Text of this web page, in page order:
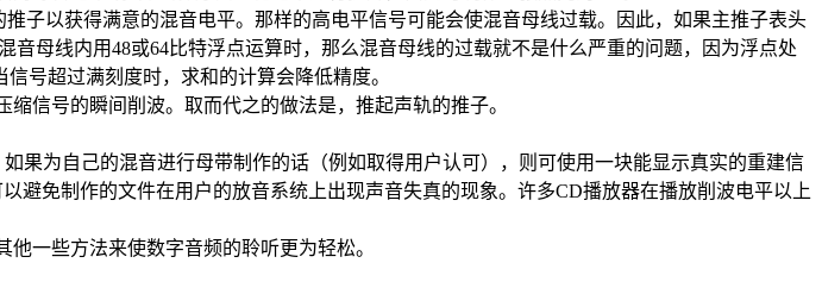
以获得满意的混音电平。那样的高电平信号可能会使混音母线过载。因此，如果主推子表头
母线内用48或64比特浮点运算时，那么混音母线的过载就不是什么严重的问题，因为浮点处
号超过满刻度时，求和的计算会降低精度。
信号的瞬间削波。取而代之的做法是，推起声轨的推子。
为自己的混音进行母带制作的话（例如取得用户认可），则可使用一块能显示真实的重建信
避免制作的文件在用户的放音系统上出现声音失真的现象。许多CD播放器在播放削波电平以上
一些方法来使数字音频的聆听更为轻松。